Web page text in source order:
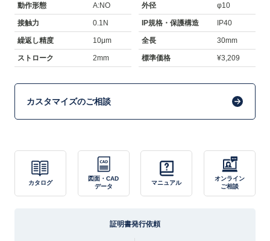
動作形態 A:NO
接触力 0.1N
繰返し精度 10μm
ストローク 2mm
外径 φ10
IP規格・保護構造 IP40
全長 30mm
標準価格 ¥3,209
カスタマイズのご相談
カタログ
図面・CAD
データ
マニュアル
オンライン
ご相談
証明書発行依頼